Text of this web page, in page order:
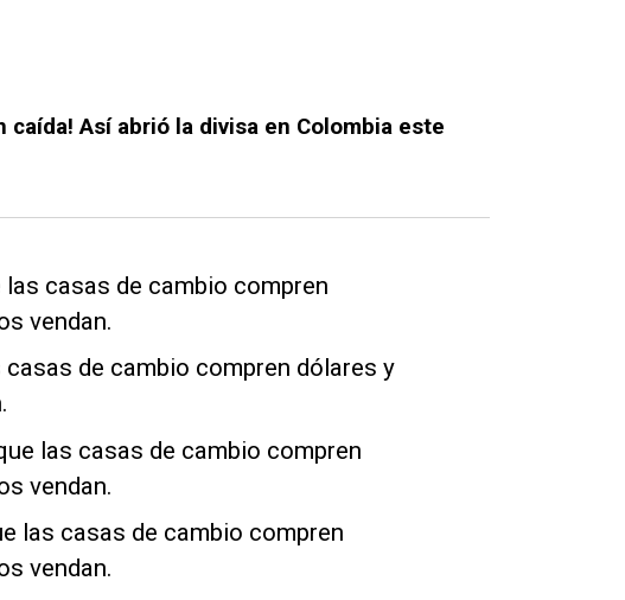
caída! Así abrió la divisa en Colombia este
casas de cambio compren
vendan.
de cambio compren dólares y
las casas de cambio compren
vendan.
las casas de cambio compren
vendan.